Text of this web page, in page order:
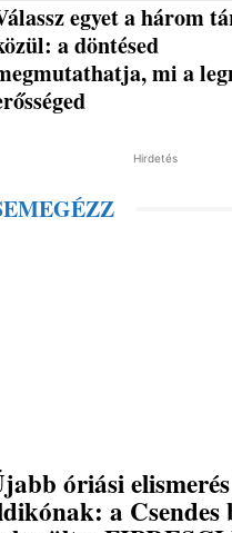
egyet a három
a döntésed
mi a
Hirdetés
óriási
a Csendes